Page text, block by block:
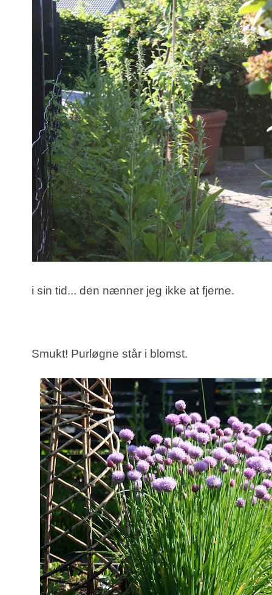
i sin tid... den nænner jeg ikke at fjerne.
Smukt! Purløgne står i blomst.